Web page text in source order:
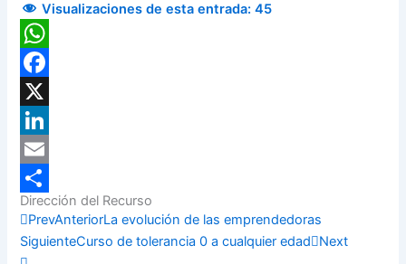
Visualizaciones de esta entrada: 45
WhatsApp
Facebook
X
LinkedIn
Email
Compartir
Dirección del Recurso
PrevAnteriorLa evolución de las emprendedoras
SiguienteCurso de tolerancia 0 a cualquier edad Next